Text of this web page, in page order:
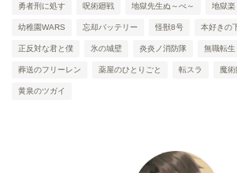
勇者刑に処す 呪術廻戦 地獄先生ぬ～べ～ 地獄楽
幼稚園WARS 忘却バッテリー 怪獣8号 本好きの
正反対な君と僕 氷の城壁 炎炎ノ消防隊 無職転生
葬送のフリーレン 薬屋のひとりごと 転スラ 魔
黄泉のツガイ